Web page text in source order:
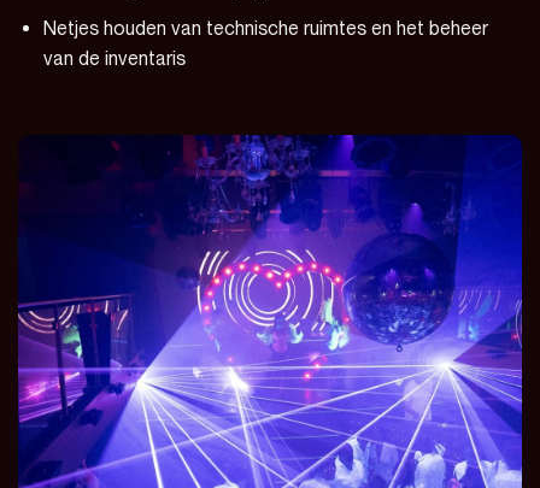
Netjes houden van technische ruimtes en het beheer
van de inventaris